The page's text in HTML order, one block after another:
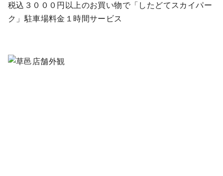
税込３０００円以上のお買い物で「したどてスカイパー
ク」駐車場料金１時間サービス